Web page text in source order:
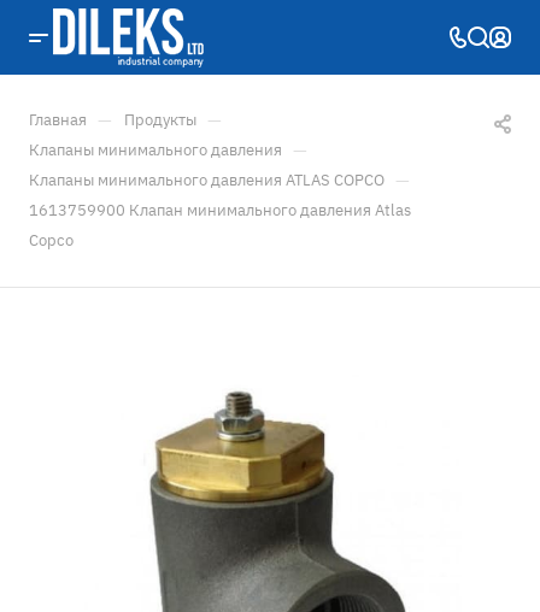
Главная — Продукты —
Клапаны минимального давления —
Клапаны минимального давления ATLAS COPCO —
1613759900 Клапан минимального давления Atlas
Copco